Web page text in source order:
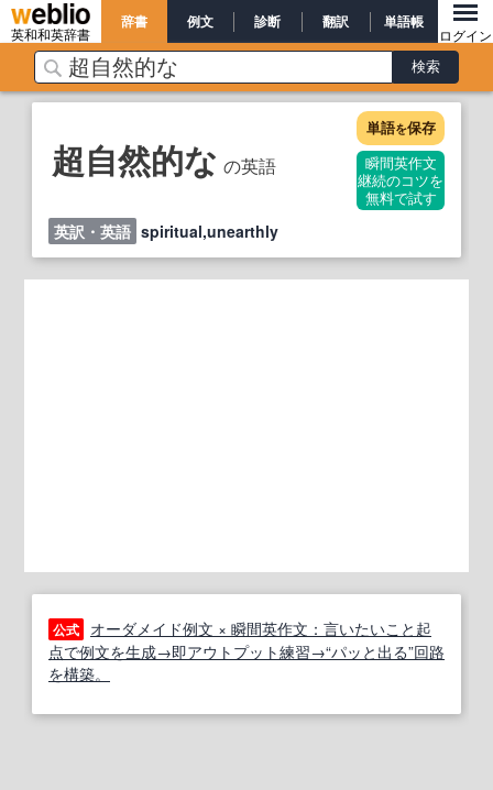
英和和英辞書
辞書 例文 診断 翻訳 単語帳
ログイン
超自然的な の英語
単語を保存
瞬間英作文
継続のコツを
無料で試す
英訳・英語 spiritual,unearthly
公式
オーダメイド例文 × 瞬間英作文：言いたいこと起
点で例文を生成→即アウトプット練習→“パッと出る”回路
を構築。